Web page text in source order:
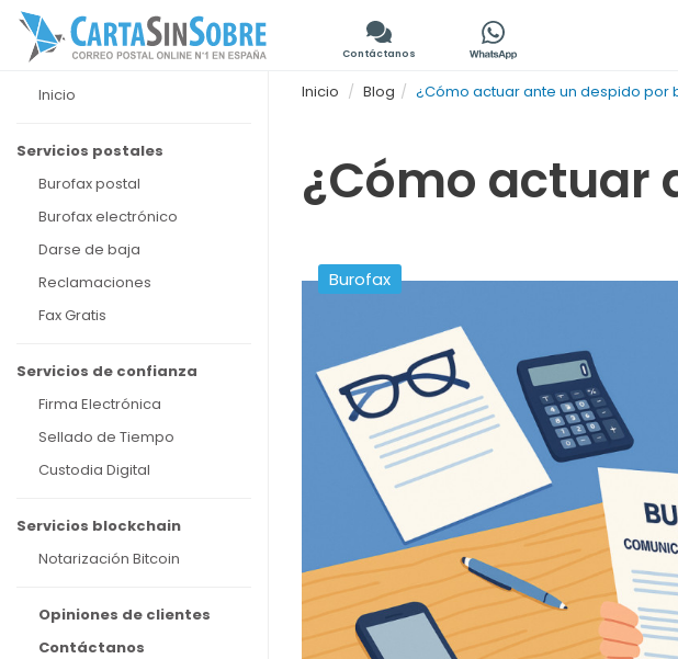
Contáctanos
Inicio
Servicios postales
Burofax postal
Burofax electrónico
Darse de baja
Reclamaciones
Fax Gratis
Servicios de confianza
Firma Electrónica
Sellado de Tiempo
Custodia Digital
Servicios blockchain
Notarización Bitcoin
Opiniones de clientes
Contáctanos
Inicio Blog ¿Cómo actuar ante un despido por
¿Cómo actuar
Burofax